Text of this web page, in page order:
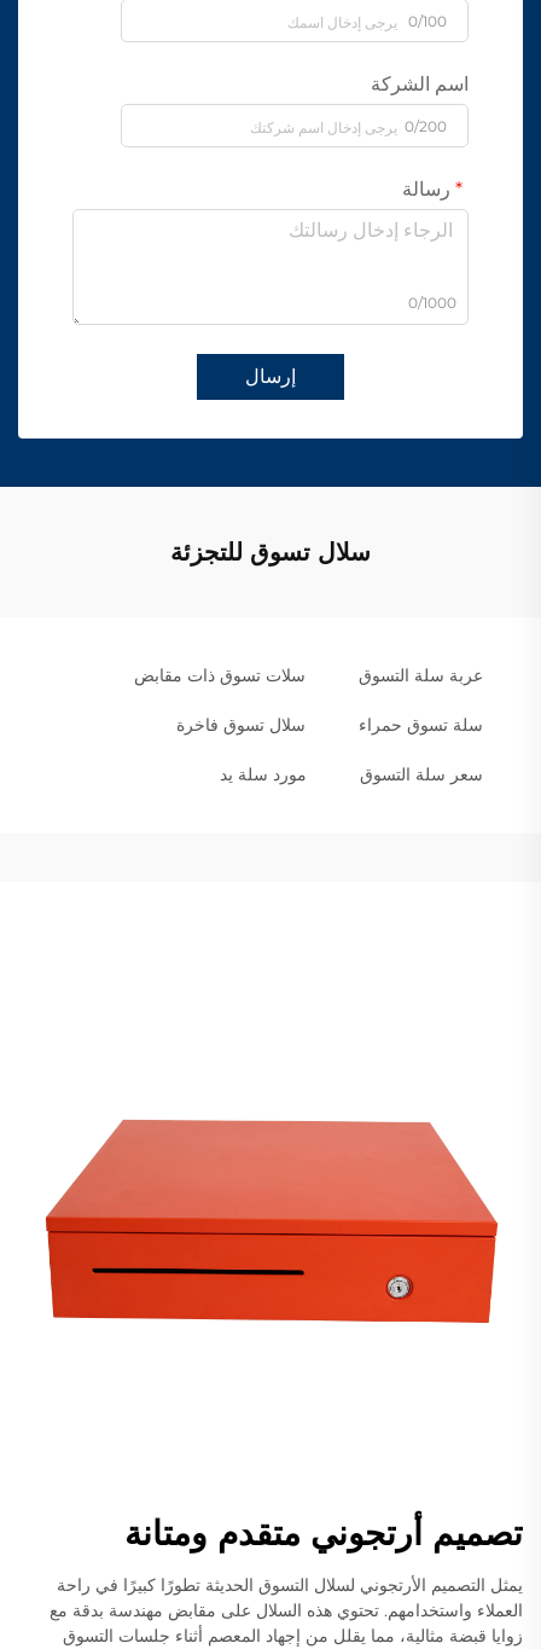
0/100
اسم الشركة
0/200
رسالة
0/1000
إرسال
سلال تسوق للتجزئة
عربة سلة التسوق سلات تسوق ذات مقابض
سلة تسوق حمراء سلال تسوق فاخرة
سعر سلة التسوق مورد سلة يد
تصميم أرتجوني متقدم ومتانة
يمثل التصميم الأرتجوني لسلال التسوق الحديثة تطورًا كبيرًا في راحة
العملاء واستخدامهم. تحتوي هذه السلال على مقابض مهندسة بدقة مع
زوايا قبضة مثالية، مما يقلل من إجهاد المعصم أثناء جلسات التسوق